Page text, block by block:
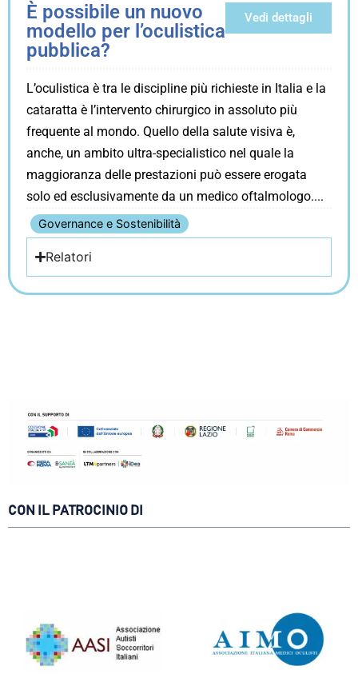
È possibile un nuovo
modello per l’oculistica
pubblica?
Vedi dettagli
L’oculistica è tra le discipline più richieste in Italia e la
cataratta è l’intervento chirurgico in assoluto più
frequente al mondo. Quello della salute visiva è,
anche, un ambito ultra-specialistico nel quale la
maggioranza delle prestazioni può essere erogata
solo ed esclusivamente da un medico oftalmologo.
Governance e Sostenibilità
Relatori
CON IL PATROCINIO DI